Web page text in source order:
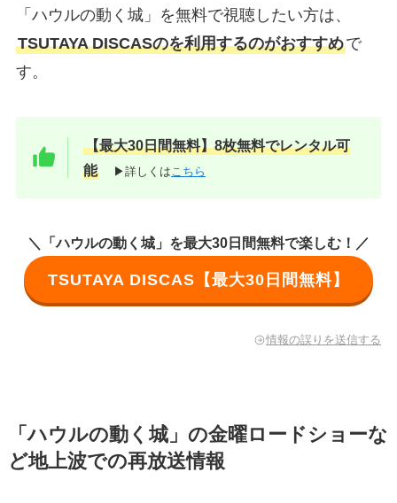
「ハウルの動く城」を無料で視聴したい方は、
TSUTAYA DISCASのを利用するのがおすすめで
す。
【最大30日間無料】8枚無料でレンタル可
能
▶詳しくはこちら
＼「ハウルの動く城」を最大30日間無料で楽しむ！／
TSUTAYA DISCAS【最大30日間無料】
情報の誤りを送信する
「ハウルの動く城」の金曜ロードショーな
ど地上波での再放送情報